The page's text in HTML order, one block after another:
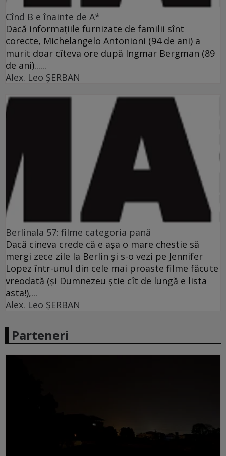
Cînd B e înainte de A*
Dacă informaţiile furnizate de familii sînt
corecte, Michelangelo Antonioni (94 de ani) a
murit doar cîteva ore după Ingmar Bergman (89
de ani)......
Alex. Leo ŞERBAN
Berlinala 57: filme categoria pană
Dacă cineva crede că e aşa o mare chestie să
mergi zece zile la Berlin şi s-o vezi pe Jennifer
Lopez într-unul din cele mai proaste filme făcute
vreodată (şi Dumnezeu ştie cît de lungă e lista
asta!),...
Alex. Leo ŞERBAN
Parteneri